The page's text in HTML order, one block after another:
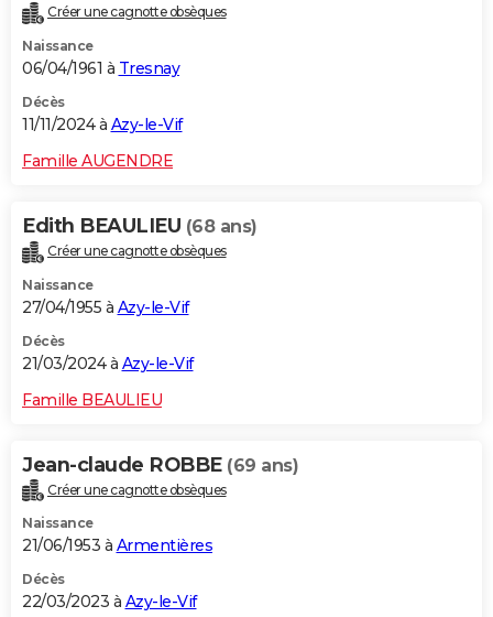
Créer une cagnotte obsèques
Naissance
06/04/1961 à Tresnay
Décès
11/11/2024 à Azy-le-Vif
Famille AUGENDRE
Edith BEAULIEU (68 ans)
Créer une cagnotte obsèques
Naissance
27/04/1955 à Azy-le-Vif
Décès
21/03/2024 à Azy-le-Vif
Famille BEAULIEU
Jean-claude ROBBE (69 ans)
Créer une cagnotte obsèques
Naissance
21/06/1953 à Armentières
Décès
22/03/2023 à Azy-le-Vif